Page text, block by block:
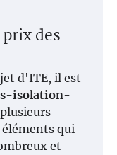
des
d'ITE, il est
isolation-
qui
et